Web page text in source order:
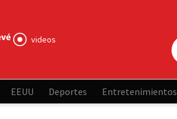
videos
EEUU Deportes Entretenimientos